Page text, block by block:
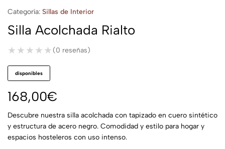
Categoría: Sillas de Interior
Silla Acolchada Rialto
★★★★★
★★★★★ (0 reseñas)
disponibles
168,00€
Descubre nuestra silla acolchada con tapizado en cuero sintético
y estructura de acero negro. Comodidad y estilo para hogar y
espacios hosteleros con uso intenso.